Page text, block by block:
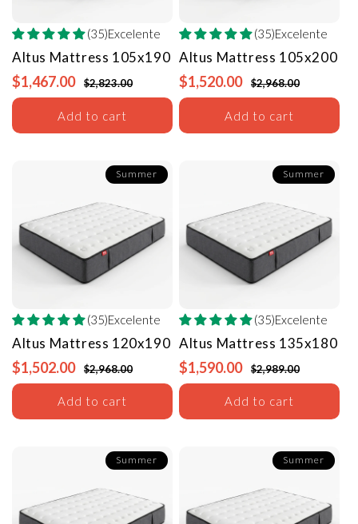
(35)Excelente
Altus Mattress 105x190
$1,467.00 $2,823.00
Add to cart
(35)Excelente
Altus Mattress 105x200
$1,520.00 $2,968.00
Add to cart
Summer
(35)Excelente
Altus Mattress 120x190
$1,502.00 $2,968.00
Add to cart
Summer
(35)Excelente
Altus Mattress 135x180
$1,590.00 $2,989.00
Add to cart
Summer Summer